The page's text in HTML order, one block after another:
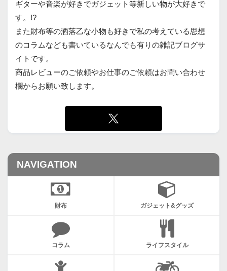
ギターや音楽が好きでガジェット等新しい物が大好きで
す。!?
また財布等の洒落乙な小物も好きで私の考えている思想
のコラムなども書いているなんでも有りの雑記ブログサ
イトです。
商品レビューのご依頼やお仕事のご依頼はお問い合わせ
欄からお願い致します。
NAVIGATION
財布 ガジェット&グッズ
コラム ライフスタイル